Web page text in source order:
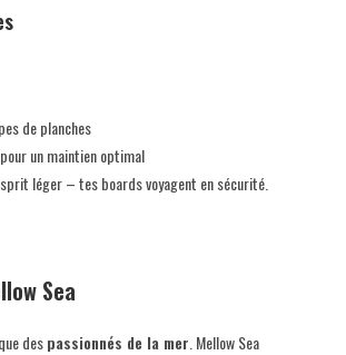
de planches
un maintien optimal
léger – tes boards voyagent en sécurité.
Sea
despassionnés de la mer . Mellow Sea